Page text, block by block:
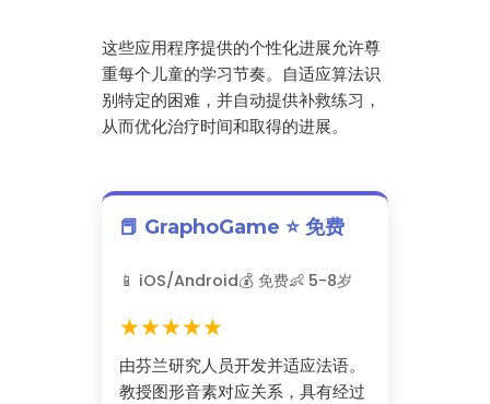
这些应用程序提供的个性化进展允许尊
重每个儿童的学习节奏。自适应算法识
别特定的困难，并自动提供补救练习，
从而优化治疗时间和取得的进展。
📕 GraphoGame ⭐ 免费
📱 iOS/Android💰 免费👶 5-8岁
★★★★★
由芬兰研究人员开发并适应法语。
教授图形音素对应关系，具有经过